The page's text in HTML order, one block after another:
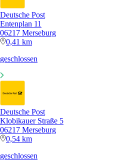
Deutsche Post
Entenplan 11
06217 Merseburg
0,41 km
geschlossen
Deutsche Post
Klobikauer Straße 5
06217 Merseburg
0,54 km
geschlossen